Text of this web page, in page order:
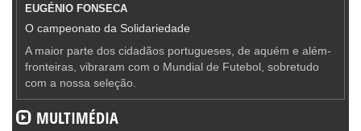
EUGÉNIO FONSECA
O campeonato da Solidariedade
A maior parte dos cidadãos portugueses, de aquém e além-
fronteiras, vibraram com o Mundial de Futebol, sobretudo
com a nossa seleção.
MULTIMÉDIA